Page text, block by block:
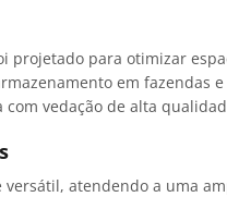
projetado para otimizar
em
vedação de alta
atendendo a uma